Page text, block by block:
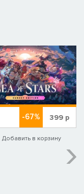
-67% 399 р
Добавить в корзину